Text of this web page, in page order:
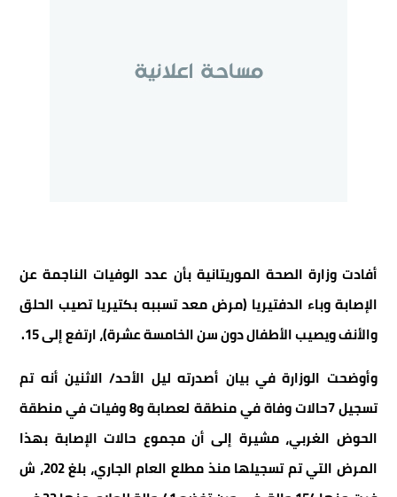
أفادت وزارة الصحة الموريتانية بأن عدد الوفيات الناجمة عن
الإصابة وباء الدفتيريا (مرض معد تسببه بكتيريا تصيب الحلق
والأنف ويصيب الأطفال دون سن الخامسة عشرة)، ارتفع إلى 15.
وأوضحت الوزارة في بيان أصدرته ليل الأحد/ الاثنين أنه تم
تسجيل 7حالات وفاة في منطقة لعصابة و8 وفيات في منطقة
الحوض الغربي، مشيرة إلى أن مجموع حالات الإصابة بهذا
المرض التي تم تسجيلها منذ مطلع العام الجاري، بلغ 202، ش